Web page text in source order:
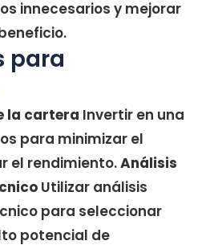
innecesarios y mejorar
para
la cartera Invertir en una
para minimizar el
el rendimiento.Análisis
Utilizar análisis
para seleccionar
potencial de